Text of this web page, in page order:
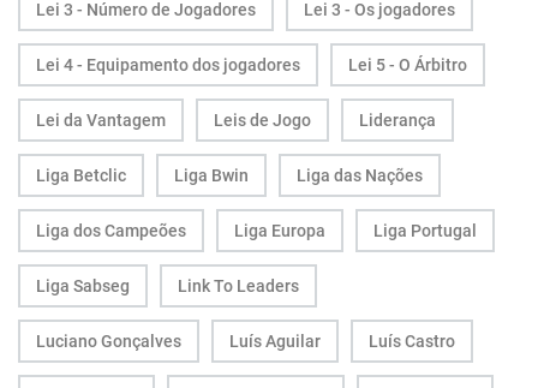
Lei 3 - Número de Jogadores Lei 3 - Os jogadores
Lei 4 - Equipamento dos jogadores Lei 5 - O Árbitro
Lei da Vantagem Leis de Jogo Liderança
Liga Betclic Liga Bwin Liga das Nações
Liga dos Campeões Liga Europa Liga Portugal
Liga Sabseg Link To Leaders
Luciano Gonçalves Luís Aguilar Luís Castro